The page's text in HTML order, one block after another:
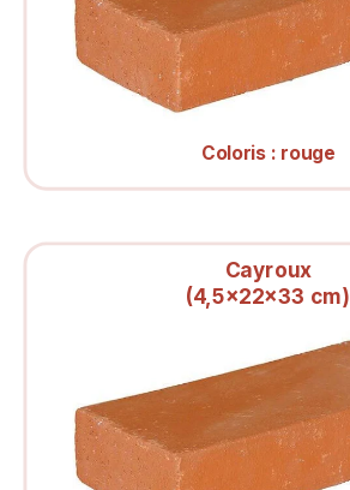
Coloris : rouge
Cayroux
(4,5x22x33 cm)